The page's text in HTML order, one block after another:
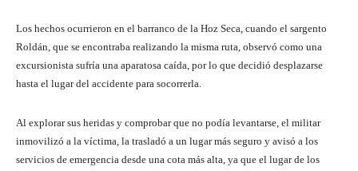
Los hechos ocurrieron en el barranco de la Hoz Seca, cuando el sargento
Roldán, que se encontraba realizando la misma ruta, observó como una
excursionista sufría una aparatosa caída, por lo que decidió desplazarse
hasta el lugar del accidente para socorrerla.
Al explorar sus heridas y comprobar que no podía levantarse, el militar
inmovilizó a la víctima, la trasladó a un lugar más seguro y avisó a los
servicios de emergencia desde una cota más alta, ya que el lugar de los